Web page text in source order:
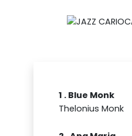
1 . Blue Monk
Thelonius Monk